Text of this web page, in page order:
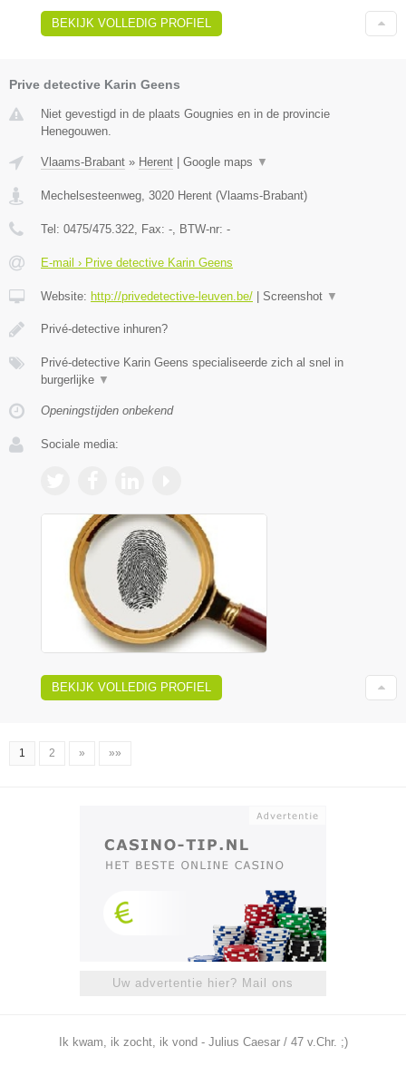
BEKIJK VOLLEDIG PROFIEL
Prive detective Karin Geens
Niet gevestigd in de plaats Gougnies en in de provincie
Henegouwen.
Vlaams-Brabant » Herent Google maps ▼
Mechelsesteenweg, 3020 Herent (Vlaams-Brabant)
Tel: 0475/475.322, Fax: -, BTW-nr: -
E-mail › Prive detective Karin Geens
Website: http://privedetective-leuven.be/ Screenshot ▼
Privé-detective inhuren?
Privé-detective Karin Geens specialiseerde zich al snel in
burgerlijke ▼
Openingstijden onbekend
Sociale media:
BEKIJK VOLLEDIG PROFIEL
1 2 » »»
Uw advertentie hier? Mail ons
Ik kwam, ik zocht, ik vond - Julius Caesar / 47 v.Chr. ;)